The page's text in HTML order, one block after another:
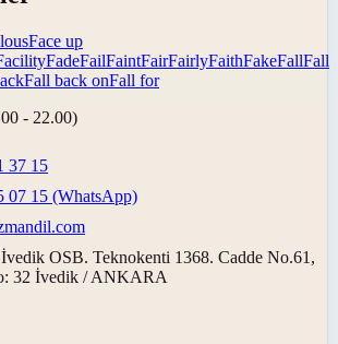
Face up
FadeFailFaintFairFairlyFaithFakeFallFall
Fall back onFall for
- 22.00)
37 15
07 15 (WhatsApp)
OSB. Teknokenti 1368. Cadde No.61,
32 İvedik / ANKARA